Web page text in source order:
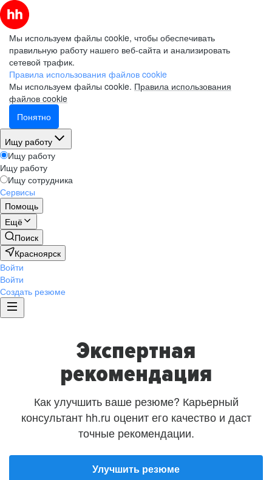
Мы используем файлы cookie, чтобы обеспечивать
правильную работу нашего веб-сайта и анализировать
сетевой трафик.
Правила использования файлов cookie
Мы используем файлы cookie. Правила использования
файлов cookie
Понятно
Ищу работу
Ищу работу
Ищу работу
Ищу сотрудника
Сервисы
Помощь
Ещё
Поиск
Красноярск
Войти
Войти
Создать резюме
Экспертная
рекомендация
Как улучшить ваше резюме? Карьерный
консультант hh.ru оценит его качество и даст
точные рекомендации.
Улучшить резюме